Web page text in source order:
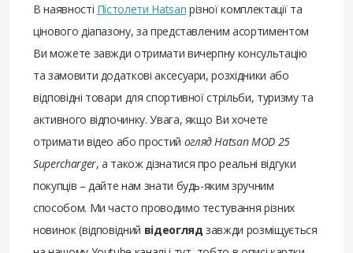
В наявності Пістолети Hatsan різної комплектації та
цінового діапазону, за представленим асортиментом
Ви можете завжди отримати вичерпну консультацію
та замовити додаткові аксесуари, розхідники або
відповідні товари для спортивної стрільби, туризму та
активного відпочинку. Увага, якщо Ви хочете
отримати відео або простий огляд Hatsan MOD 25
Supercharger, а також дізнатися про реальні відгуки
покупців – дайте нам знати будь-яким зручним
способом. Ми часто проводимо тестування різних
новинок (відповідний відеогляд завжди розміщується